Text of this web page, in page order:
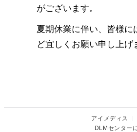
がございます。
夏期休業に伴い、皆様
ど宜しくお願い申し上げ
アイメディス
DLMセンター